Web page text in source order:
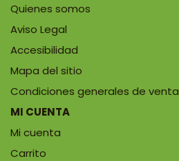
Quienes somos
Aviso Legal
Accesibilidad
Mapa del sitio
Condiciones generales de venta
MI CUENTA
Mi cuenta
Carrito